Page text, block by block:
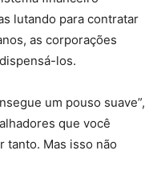
lutando para contratar
as corporações
los.
um pouso suave”,
que você
tanto. Mas isso não